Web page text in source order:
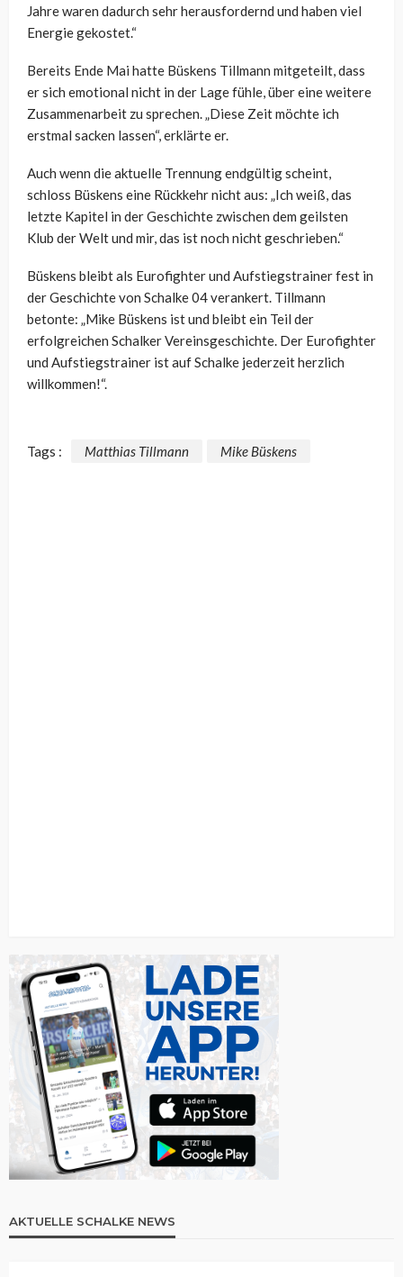
Jahre waren dadurch sehr herausfordernd und haben viel
Energie gekostet.“
Bereits Ende Mai hatte Büskens Tillmann mitgeteilt, dass
er sich emotional nicht in der Lage fühle, über eine weitere
Zusammenarbeit zu sprechen. „Diese Zeit möchte ich
erstmal sacken lassen“, erklärte er.
Auch wenn die aktuelle Trennung endgültig scheint,
schloss Büskens eine Rückkehr nicht aus: „Ich weiß, das
letzte Kapitel in der Geschichte zwischen dem geilsten
Klub der Welt und mir, das ist noch nicht geschrieben.“
Büskens bleibt als Eurofighter und Aufstiegstrainer fest in
der Geschichte von Schalke 04 verankert. Tillmann
betonte: „Mike Büskens ist und bleibt ein Teil der
erfolgreichen Schalker Vereinsgeschichte. Der Eurofighter
und Aufstiegstrainer ist auf Schalke jederzeit herzlich
willkommen!“.
Tags : Matthias Tillmann Mike Büskens
AKTUELLE SCHALKE NEWS